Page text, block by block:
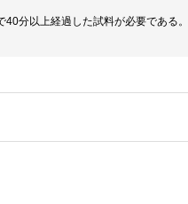
分以上経過した試料が必要である。